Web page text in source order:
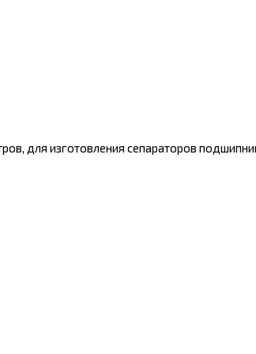
для изготовления сепараторов